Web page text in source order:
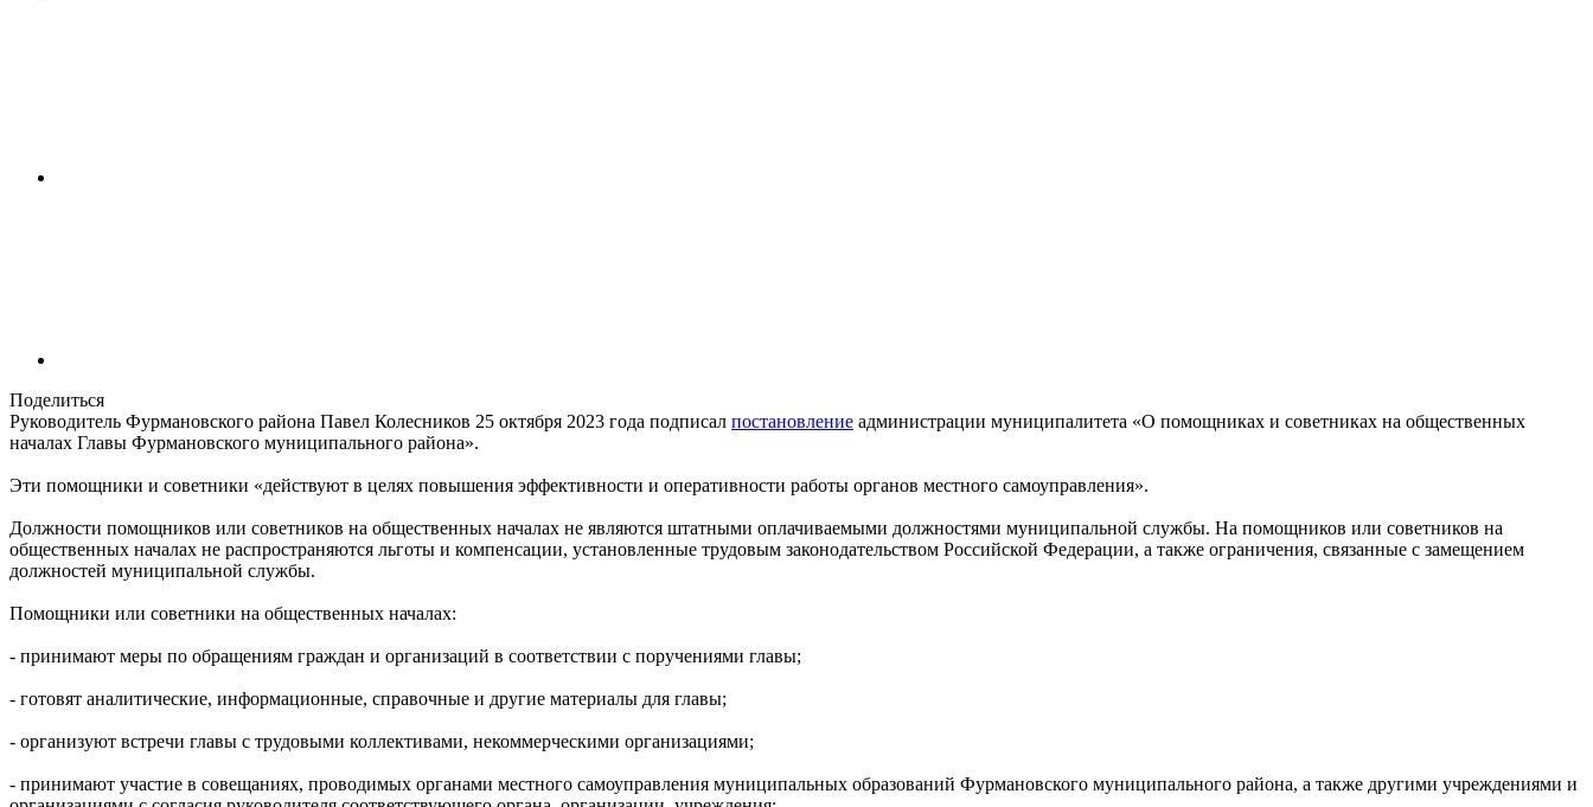
Поделиться
Руководитель Фурмановского района Павел Колесников 25 октября 2023 года подписал постановление администрации муниципалитета «О помощниках и советниках на общественных
началах Главы Фурмановского муниципального района».
Эти помощники и советники «действуют в целях повышения эффективности и оперативности работы органов местного самоуправления».
Должности помощников или советников на общественных началах не являются штатными оплачиваемыми должностями муниципальной службы. На помощников или советников на
общественных началах не распространяются льготы и компенсации, установленные трудовым законодательством Российской Федерации, а также ограничения, связанные с замещением
должностей муниципальной службы.
Помощники или советники на общественных началах:
- принимают меры по обращениям граждан и организаций в соответствии с поручениями главы;
- готовят аналитические, информационные, справочные и другие материалы для главы;
- организуют встречи главы с трудовыми коллективами, некоммерческими организациями;
- принимают участие в совещаниях, проводимых органами местного самоуправления муниципальных образований Фурмановского муниципального района, а также другими учреждениями и